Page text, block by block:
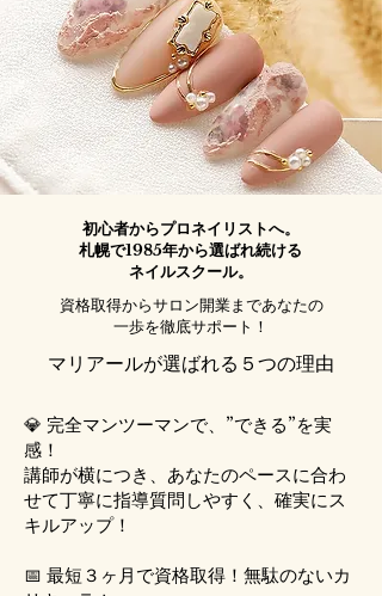
初心者からプロネイリストへ。
札幌で1985年から選ばれ続ける
ネイルスクール。
​資格取得からサロン開業まであなたの
一歩を徹底サポート！
マリアールが選ばれる５つの理由
💎 完全マンツーマンで、”できる”を実
感！
講師が横につき、あなたのペースに合わ
せて丁寧に指導質問しやすく、確実にス
キルアップ！
📅 最短３ヶ月で資格取得！無駄のないカ